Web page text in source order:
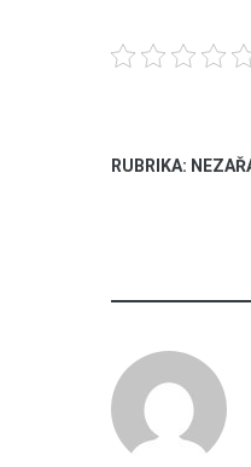
RUBRIKA: